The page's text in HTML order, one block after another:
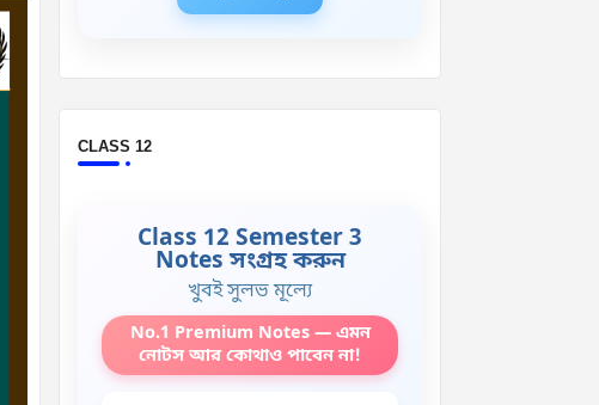
CLASS 12
Class 12 Semester 3
Notes সংগ্রহ করুন
খুবই সুলভ মূল্যে
No.1 Premium Notes — এমন
নোটস আর কোথাও পাবেন না!